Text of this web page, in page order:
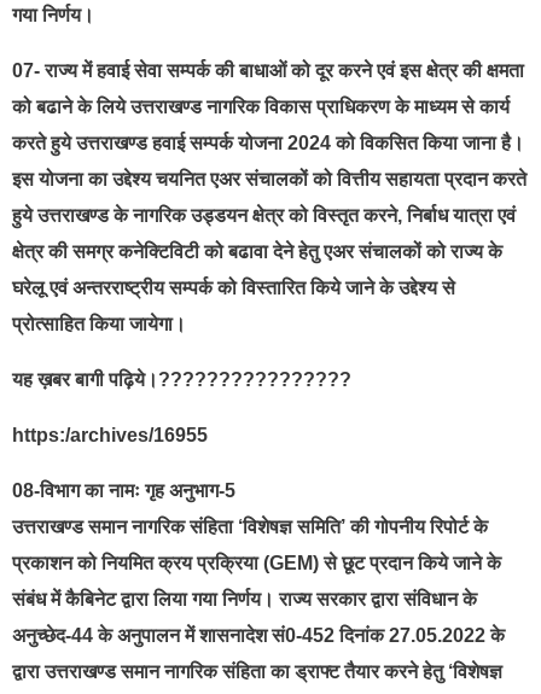
गया निर्णय।
07- राज्य में हवाई सेवा सम्पर्क की बाधाओं को दूर करने एवं इस क्षेत्र की क्षमता
को बढाने के लिये उत्तराखण्ड नागरिक विकास प्राधिकरण के माध्यम से कार्य
करते हुये उत्तराखण्ड हवाई सम्पर्क योजना 2024 को विकसित किया जाना है।
इस योजना का उद्देश्य चयनित एअर संचालकों को वित्तीय सहायता प्रदान करते
हुये उत्तराखण्ड के नागरिक उड्डयन क्षेत्र को विस्तृत करने, निर्बाध यात्रा एवं
क्षेत्र की समग्र कनेक्टिविटी को बढावा देने हेतु एअर संचालकों को राज्य के
घरेलू एवं अन्तरराष्ट्रीय सम्पर्क को विस्तारित किये जाने के उद्देश्य से
प्रोत्साहित किया जायेगा।
यह ख़बर बागी पढ़िये।????????????????
https:/archives/16955
08-विभाग का नामः गृह अनुभाग-5
उत्तराखण्ड समान नागरिक संहिता ‘विशेषज्ञ समिति’ की गोपनीय रिपोर्ट के
प्रकाशन को नियमित क्रय प्रक्रिया (GEM) से छूट प्रदान किये जाने के
संबंध में कैबिनेट द्वारा लिया गया निर्णय। राज्य सरकार द्वारा संविधान के
अनुच्छेद-44 के अनुपालन में शासनादेश सं0-452 दिनांक 27.05.2022 के
द्वारा उत्तराखण्ड समान नागरिक संहिता का ड्राफ्ट तैयार करने हेतु ‘विशेषज्ञ